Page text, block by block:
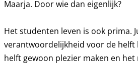
Maarja. Door wie dan eigenlijk?
Het studenten leven is ook prima.
verantwoordelijkheid voor de helft
helft gewoon plezier maken en